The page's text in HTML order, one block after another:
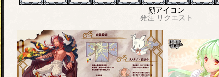
顔アイコン
発注 リクエスト